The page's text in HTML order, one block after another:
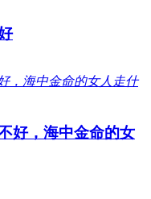
好，海中金命的女